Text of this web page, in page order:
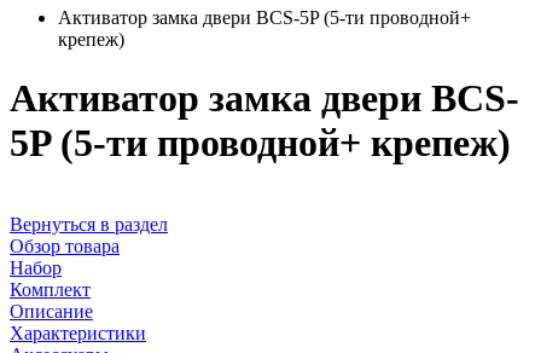
Активатор замка двери BCS-5P (5-ти проводной+
крепеж)
Активатор замка двери BCS-
5P (5-ти проводной+ крепеж)
Вернуться в раздел
Обзор товара
Набор
Комплект
Описание
Характеристики